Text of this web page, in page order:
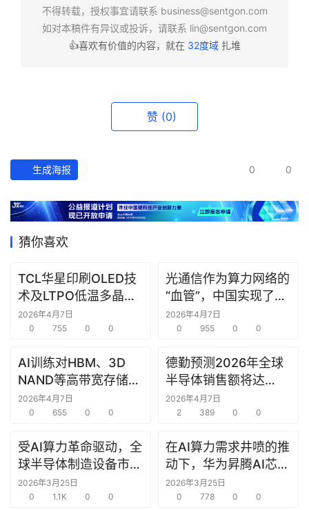
不得转载，授权事宜请联系 business@sentgon.com
如对本稿件有异议或投诉，请联系 lin@sentgon.com
👍喜欢有价值的内容，就在 32度域扎堆
赞 (0)
生成海报 0 0
猜你喜欢
TCL华星印刷OLED技
术及LTPO低温多晶硅
技术在ICDT 2026展会
上亮相
2026年4月7日
0
755 0 0
光通信作为算力网络的
“血管”，中国实现了24
芯光纤2.5Pb/s实时双
向传输，刷新纪录
2026年4月7日
0
955 0 0
AI训练对HBM、3D
NAND等高带宽存储器
件的需求强劲
2026年4月7日
0
655 0 0
德勤预测2026年全球
半导体销售额将达
9750亿美元
2026年4月7日
2
389 0 0
受AI算力革命驱动，全
球半导体制造设备市场
规模预计2026年将增
至1450亿美元
2026年3月25日
0
1.1K 0 0
在AI算力需求井喷的推
动下，华为昇腾AI芯片
保持每年一代新品的发
布频率
2026年3月25日
0
778 0 0